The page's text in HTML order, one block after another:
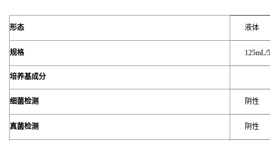
形态 液体
规格 125mL/
培养基成分
细菌检测 阴性
真菌检测 阴性